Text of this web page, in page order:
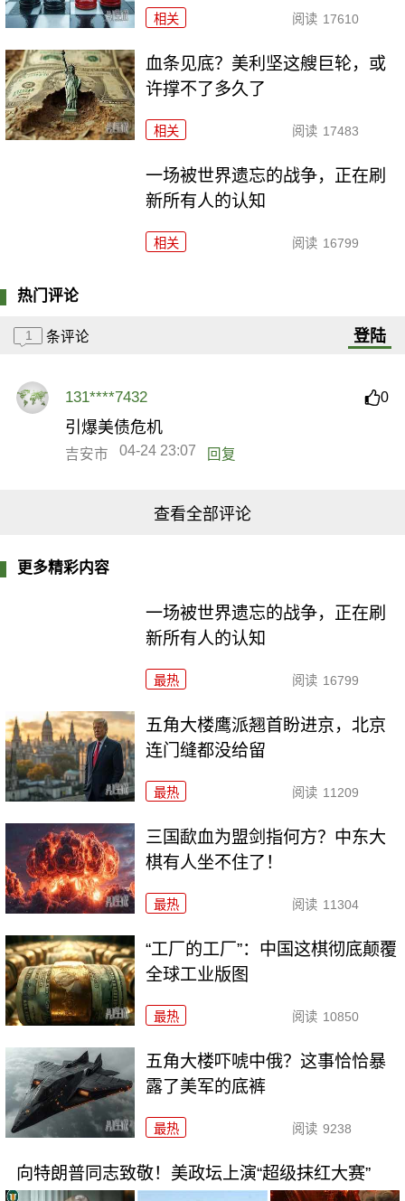
相关 阅读 17610
血条见底？美利坚这艘巨轮，或
许撑不了多久了
相关 阅读 17483
一场被世界遗忘的战争，正在刷
新所有人的认知
相关 阅读 16799
热门评论
1 条评论 登陆
131****7432 0
引爆美债危机
吉安市 04-24 23:07 回复
查看全部评论
更多精彩内容
一场被世界遗忘的战争，正在刷
新所有人的认知
最热 阅读 16799
五角大楼鹰派翘首盼进京，北京
连门缝都没给留
最热 阅读 11209
三国歃血为盟剑指何方？中东大
棋有人坐不住了！
最热 阅读 11304
“工厂的工厂”：中国这棋彻底颠覆
全球工业版图
最热 阅读 10850
五角大楼吓唬中俄？这事恰恰暴
露了美军的底裤
最热 阅读 9238
向特朗普同志致敬！美政坛上演“超级抹红大赛”